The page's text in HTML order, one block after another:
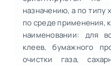
назначению, а по типу
по среде применения,
наименовании: для
клеев, бумажного
очистки газа,